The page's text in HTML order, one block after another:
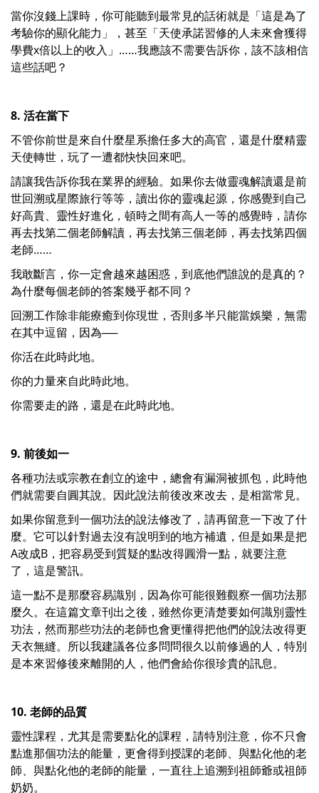
當你沒錢上課時，你可能聽到最常見的話術就是「這是為了
考驗你的顯化能力」，甚至「天使承諾習修的人未來會獲得
學費x倍以上的收入」……我應該不需要告訴你，該不該相信
這些話吧？
8. 活在當下
不管你前世是來自什麼星系擔任多大的高官，還是什麼精靈
天使轉世，玩了一遭都快快回來吧。
請讓我告訴你我在業界的經驗。如果你去做靈魂解讀還是前
世回溯或星際旅行等等，讀出你的靈魂起源，你感覺到自己
好高貴、靈性好進化，頓時之間有高人一等的感覺時，請你
再去找第二個老師解讀，再去找第三個老師，再去找第四個
老師……
我敢斷言，你一定會越來越困惑，到底他們誰說的是真的？
為什麼每個老師的答案幾乎都不同？
回溯工作除非能療癒到你現世，否則多半只能當娛樂，無需
在其中逗留，因為──
你活在此時此地。
你的力量來自此時此地。
你需要走的路，還是在此時此地。
9. 前後如一
各種功法或宗教在創立的途中，總會有漏洞被抓包，此時他
們就需要自圓其說。因此說法前後改來改去，是相當常見。
如果你留意到一個功法的說法修改了，請再留意一下改了什
麼。它可以針對過去沒有說明到的地方補遺，但是如果是把
A改成B，把容易受到質疑的點改得圓滑一點，就要注意
了，這是警訊。
這一點不是那麼容易識別，因為你可能很難觀察一個功法那
麼久。在這篇文章刊出之後，雖然你更清楚要如何識別靈性
功法，然而那些功法的老師也會更懂得把他們的說法改得更
天衣無縫。所以我建議各位多問問很久以前修過的人，特別
是本來習修後來離開的人，他們會給你很珍貴的訊息。
10. 老師的品質
靈性課程，尤其是需要點化的課程，請特別注意，你不只會
點進那個功法的能量，更會得到授課的老師、與點化他的老
師、與點化他的老師的能量，一直往上追溯到祖師爺或祖師
奶奶。